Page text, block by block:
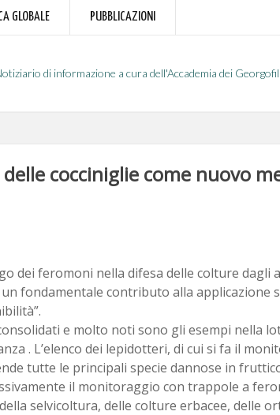
GLOBALE PUBBLICAZIONI
di informazione a cura dell'Accademia dei
cocciniglie come nuovo
dei feromoni nella difesa delle colture dagli
fondamentale contributo alla applicazione
e molto noti sono gli esempi nella
. L’elenco dei lepidotteri, di cui si fa il
tutte le principali specie dannose in
il monitoraggio con trappole a
selvicoltura, delle colture erbacee, delle